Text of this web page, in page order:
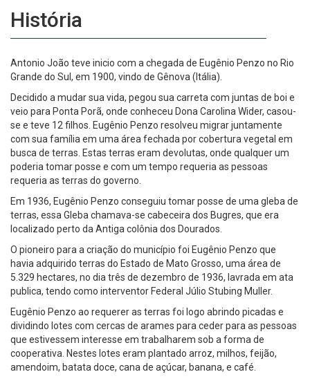
História
Antonio João teve inicio com a chegada de Eugênio Penzo no Rio
Grande do Sul, em 1900, vindo de Gênova (Itália).
Decidido a mudar sua vida, pegou sua carreta com juntas de boi e
veio para Ponta Porã, onde conheceu Dona Carolina Wider, casou-
se e teve 12 filhos. Eugênio Penzo resolveu migrar juntamente
com sua família em uma área fechada por cobertura vegetal em
busca de terras. Estas terras eram devolutas, onde qualquer um
poderia tomar posse e com um tempo requeria as pessoas
requeria as terras do governo.
Em 1936, Eugênio Penzo conseguiu tomar posse de uma gleba de
terras, essa Gleba chamava-se cabeceira dos Bugres, que era
localizado perto da Antiga colônia dos Dourados.
O pioneiro para a criação do município foi Eugênio Penzo que
havia adquirido terras do Estado de Mato Grosso, uma área de
5.329 hectares, no dia três de dezembro de 1936, lavrada em ata
publica, tendo como interventor Federal Júlio Stubing Muller.
Eugênio Penzo ao requerer as terras foi logo abrindo picadas e
dividindo lotes com cercas de arames para ceder para as pessoas
que estivessem interesse em trabalharem sob a forma de
cooperativa. Nestes lotes eram plantado arroz, milhos, feijão,
amendoim, batata doce, cana de açúcar, banana, e café.